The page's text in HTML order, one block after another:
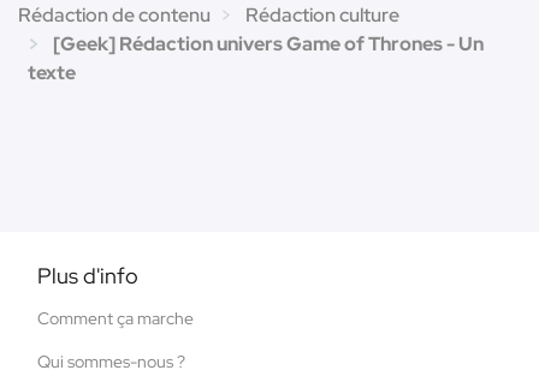
Rédaction de contenu
Rédaction culture
[Geek] Rédaction univers Game of Thrones - Un
texte
Plus d'info
Comment ça marche
Qui sommes-nous ?